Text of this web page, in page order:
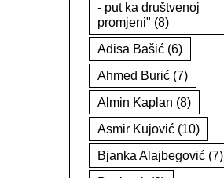
- put ka društvenoj
promjeni" (8)
Adisa Bašić(6)
Ahmed Burić(7)
Almin Kaplan (8)
Asmir Kujović(10)
Bjanka Alajbegović(7)